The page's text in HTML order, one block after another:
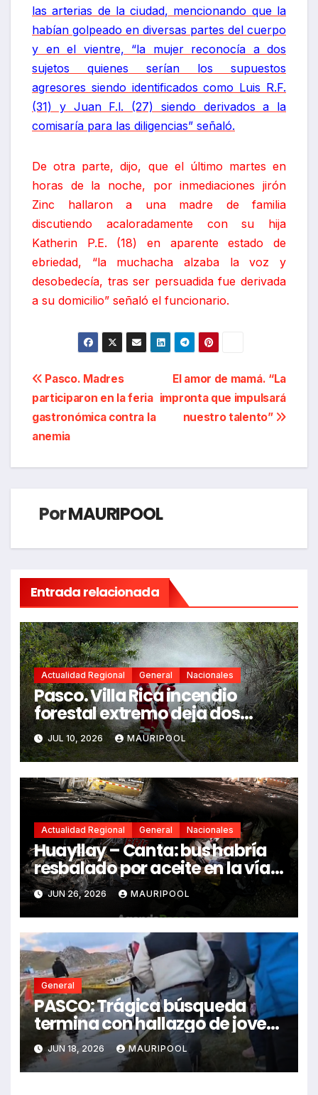
las arterias de la ciudad, mencionando que la
habían golpeado en diversas partes del cuerpo
y en el vientre, “la mujer reconocía a dos
sujetos quienes serían los supuestos
agresores siendo identificados como Luis R.F.
(31) y Juan F.l. (27) siendo derivados a la
comisaría para las diligencias” señaló.
De otra parte, dijo, que el último martes en
horas de la noche, por inmediaciones jirón
Zinc hallaron a una madre de familia
discutiendo acaloradamente con su hija
Katherin P.E. (18) en aparente estado de
ebriedad, “la muchacha alzaba la voz y
desobedecía, tras ser persuadida fue derivada
a su domicilio” señaló el funcionario.
Navegación
de
entradas
El amor de mamá. “La
impronta que impulsará
nuestro talento”
Pasco. Madres
participaron en la feria
gastronómica contra la
anemia
PorMAURIPOOL
Entrada relacionada
Actualidad Regional General Nacionales
Pasco. Villa Rica incendio
forestal extremo deja dos
fallecidos y heridos
JUL 10, 2026 MAURIPOOL
Actualidad Regional General Nacionales
Huayllay – Canta: bus habría
resbalado por aceite en la vía e
impactó auto siniestrado
dejando dos fallecidos
JUN 26, 2026 MAURIPOOL
General
PASCO: Trágica búsqueda
termina con hallazgo de joven
sin vida en Rancas
JUN 18, 2026 MAURIPOOL